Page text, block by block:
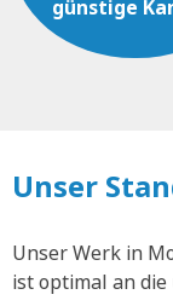
günstige
Unser
Unser Werk in
ist optimal an die